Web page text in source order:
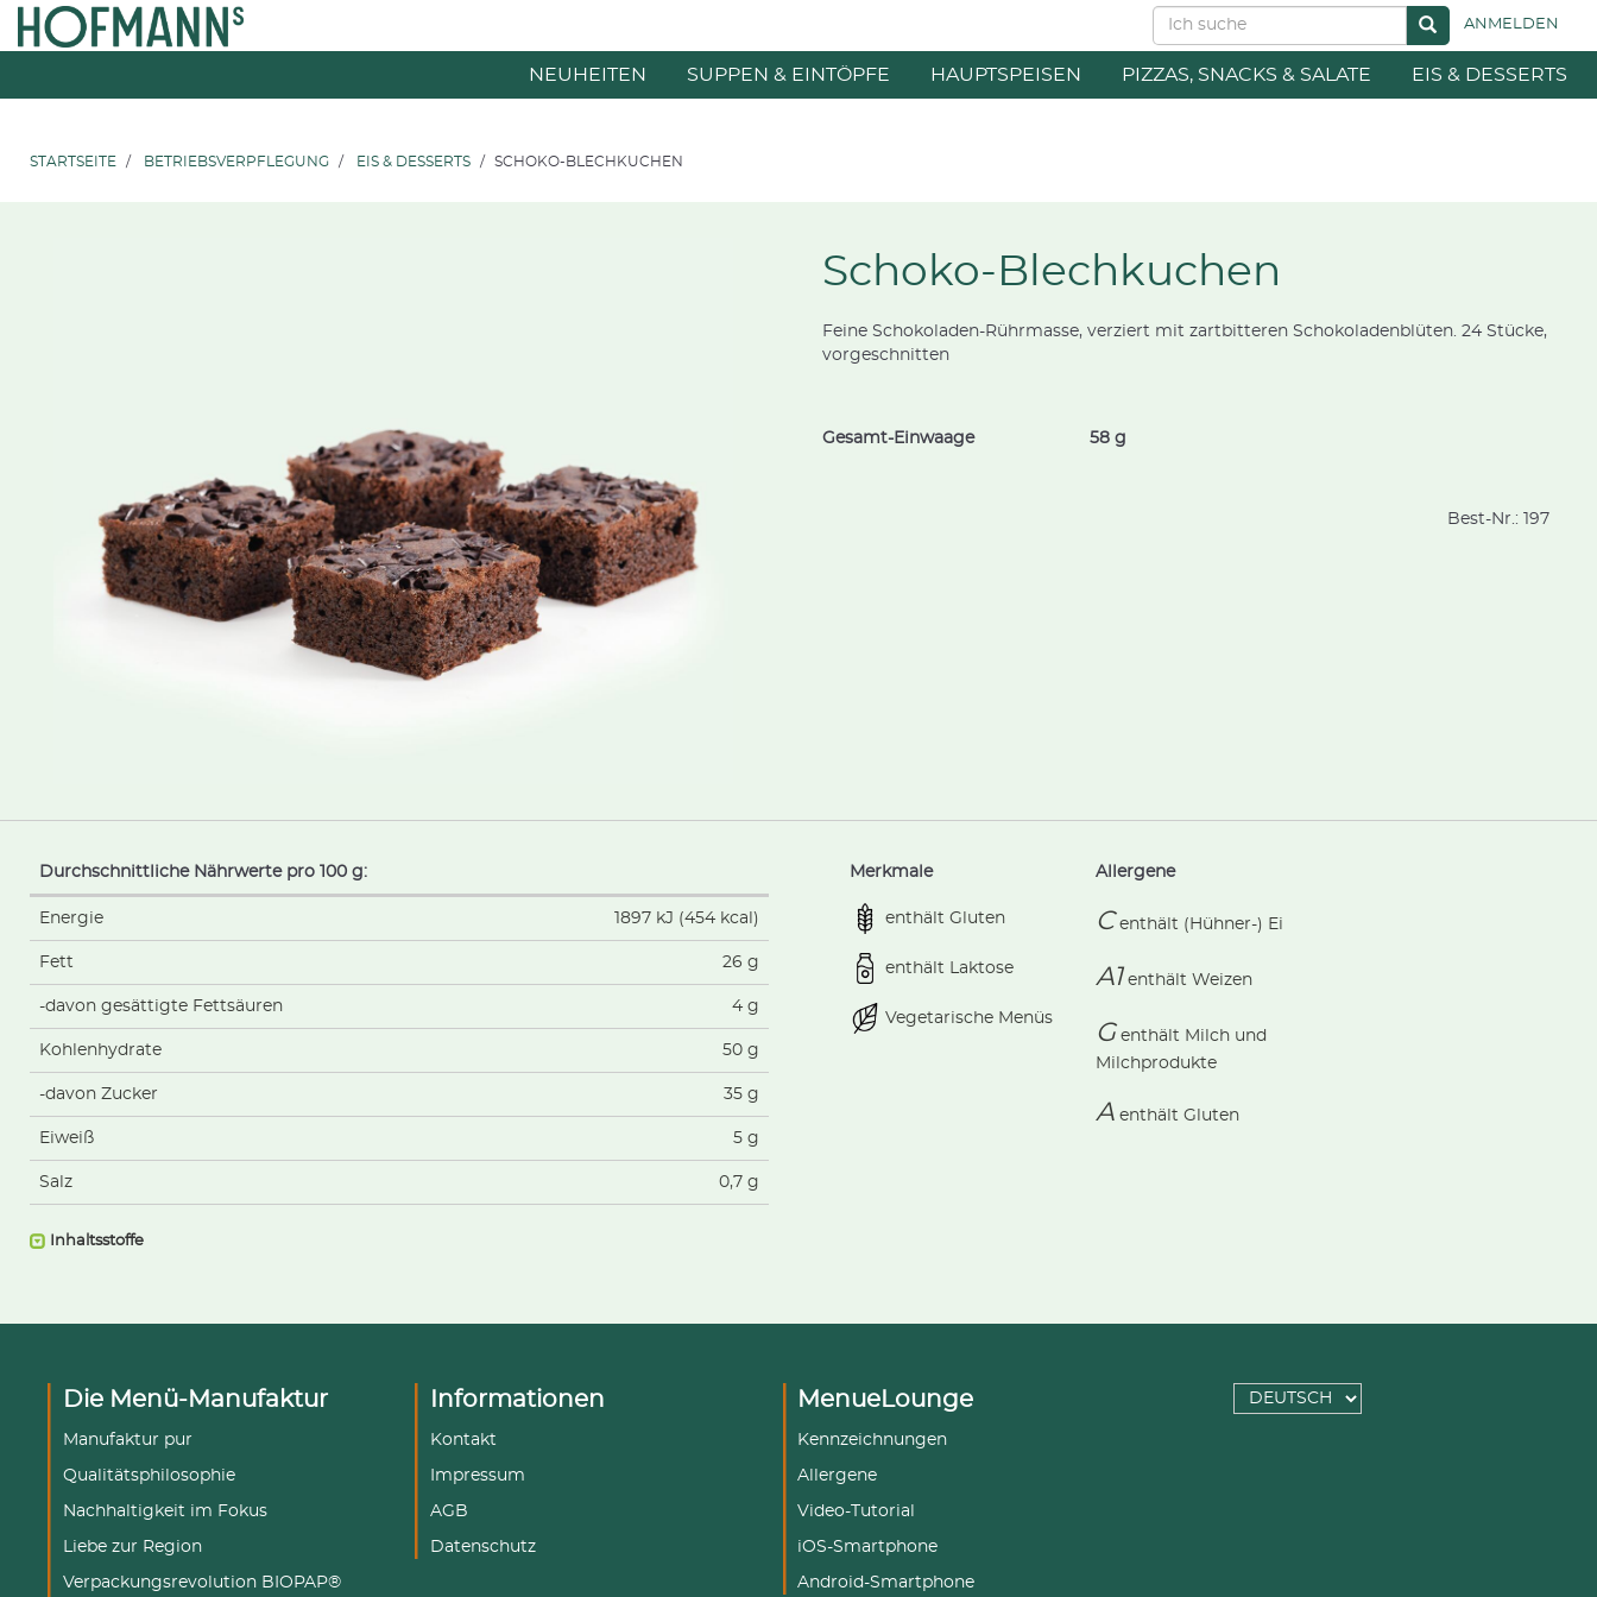
Zum
Inhalt
Zum
Navigationsmenü
ANMELDEN
NEUHEITEN SUPPEN & EINTÖPFE HAUPTSPEISEN PIZZAS, SNACKS & SALATE EIS & DESSERTS
STARTSEITE BETRIEBSVERPFLEGUNG EIS & DESSERTS SCHOKO-BLECHKUCHEN
Schoko-Blechkuchen
Feine Schokoladen-Rührmasse, verziert mit zartbitteren Schokoladenblüten. 24 Stücke,
vorgeschnitten
Gesamt-Einwaage 58 g
Best-Nr.: 197
Durchschnittliche Nährwerte pro 100 g:
Energie 1897 kJ (454 kcal)
Fett 26 g
-davon gesättigte Fettsäuren 4 g
Kohlenhydrate 50 g
-davon Zucker 35 g
Eiweiß 5 g
Salz 0,7 g
Inhaltsstoffe
Merkmale
enthält Gluten
enthält Laktose
Vegetarische Menüs
Allergene
C enthält (Hühner-) Ei
A1 enthält Weizen
G enthält Milch und
Milchprodukte
A enthält Gluten
Die Menü-Manufaktur
Manufaktur pur
Qualitätsphilosophie
Nachhaltigkeit im Fokus
Liebe zur Region
Verpackungsrevolution BIOPAP®
Informationen
Kontakt
Impressum
AGB
Datenschutz
MenueLounge
Kennzeichnungen
Allergene
Video-Tutorial
iOS-Smartphone
Android-Smartphone
SPRACHE
AUSWÄHLEN